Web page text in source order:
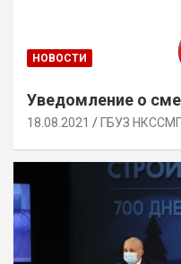
НОВОСТИ
Уведомление о
18.08.2021 ГБУЗ НКССМП